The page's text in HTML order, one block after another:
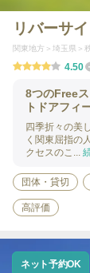
リバーサ
関東地方 埼玉県
4.50
8つのFree
トドアフィ
四季折々の美
く関東屈指の
クセスのこ...
団体・貸切
高評価
ネット予約OK